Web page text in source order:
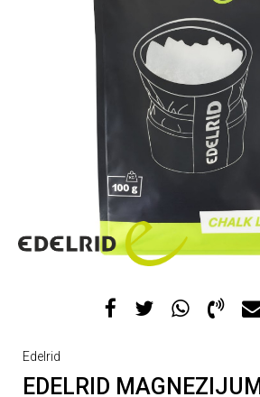
Edelrid
EDELRID MAGNEZIJUM